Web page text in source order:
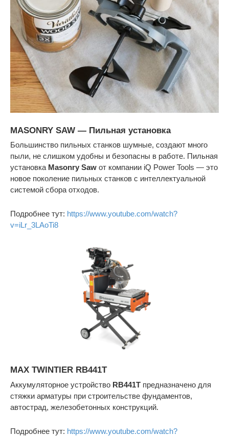
MASONRY SAW — Пильная установка
Большинство пильных станков шумные, создают много
пыли, не слишком удобны и безопасны в работе. Пильная
установка Masonry Saw от компании iQ Power Tools — это
новое поколение пильных станков с интеллектуальной
системой сбора отходов.
Подробнее тут: https://www.youtube.com/watch?
v=iLr_3LAoTi8
MAX TWINTIER RB441T
Аккумуляторное устройство RB441T предназначено для
стяжки арматуры при строительстве фундаментов,
автострад, железобетонных конструкций.
Подробнее тут: https://www.youtube.com/watch?